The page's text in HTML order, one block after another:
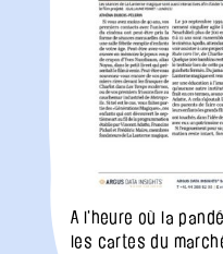
A l'heure où la
les cartes du